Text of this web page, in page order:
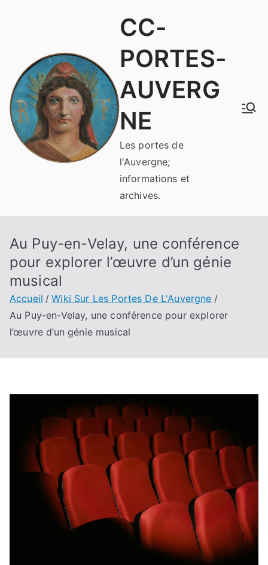
CC-
PORTES-
AUVERG
NE
Les portes de
l'Auvergne;
informations et
archives.
Au Puy-en-Velay, une conférence
pour explorer l’œuvre d’un génie
musical
Accueil
Wiki Sur Les Portes De L'Auvergne
Au Puy-en-Velay, une conférence pour explorer
l’œuvre d’un génie musical